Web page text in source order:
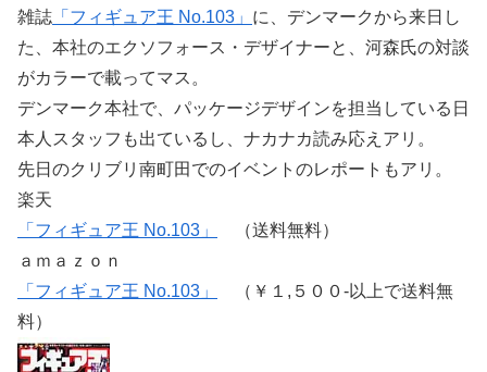
雑誌 「フィギュア王 No.103」 に、デンマークから来日し
た、本社のエクソフォース・デザイナーと、河森氏の対談
がカラーで載ってマス。
デンマーク本社で、パッケージデザインを担当している日
本人スタッフも出ているし、ナカナカ読み応えアリ。
先日のクリブリ南町田でのイベントのレポートもアリ。
楽天
「フィギュア王 No.103」
（送料無料）
ａｍａｚｏｎ
「フィギュア王 No.103」
（￥１,５００-以上で送料無
料）